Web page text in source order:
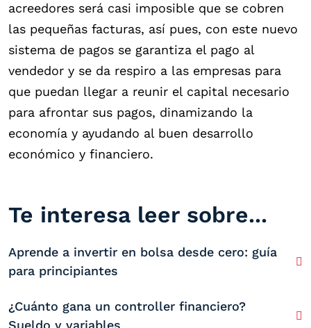
acreedores será casi imposible que se cobren
las pequeñas facturas, así pues, con este nuevo
sistema de pagos se garantiza el pago al
vendedor y se da respiro a las empresas para
que puedan llegar a reunir el capital necesario
para afrontar sus pagos, dinamizando la
economía y ayudando al buen desarrollo
económico y financiero.
Te interesa leer sobre...
Aprende a invertir en bolsa desde cero: guía
para principiantes
¿Cuánto gana un controller financiero?
Sueldo y variables